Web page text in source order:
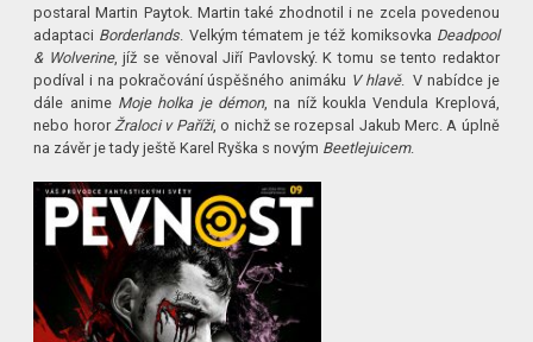
postaral Martin Paytok. Martin také zhodnotil i ne zcela povedenou
adaptaci Borderlands . Velkým tématem je též komiksovka Deadpool
& Wolverine, jíž se věnoval Jiří Pavlovský. K tomu se tento redaktor
podíval i na pokračování úspěšného animáku V hlavě. V nabídce je
dále anime Moje holka je démon, na níž koukla Vendula Kreplová,
nebo horor Žraloci v Paříži, o nichž se rozepsal Jakub Merc. A úplně
na závěr je tady ještě Karel Ryška s novým Beetlejuicem.